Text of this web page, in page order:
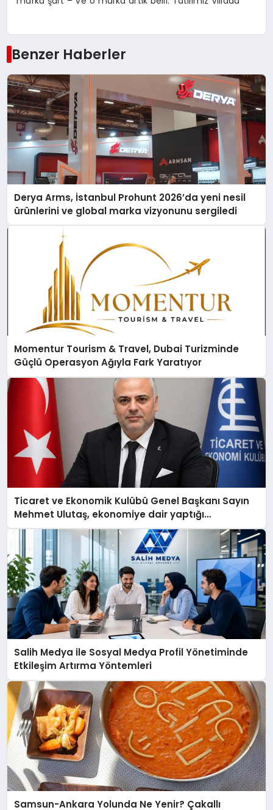
Benzer Haberler
Derya Arms, İstanbul Prohunt 2026’da yeni nesil
ürünlerini ve global marka vizyonunu sergiledi
Momentur Tourism & Travel, Dubai Turizminde
Güçlü Operasyon Ağıyla Fark Yaratıyor
Ticaret ve Ekonomik Kulübü Genel Başkanı Sayın
Mehmet Ulutaş, ekonomiye dair yaptığı
açıklamada şunları kaydetti:
Salih Medya ile Sosyal Medya Profil Yönetiminde
Etkileşim Artırma Yöntemleri
Samsun-Ankara Yolunda Ne Yenir? Çakallı